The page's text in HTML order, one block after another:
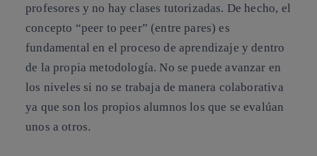
profesores y no hay clases tutorizadas. De hecho, el
concepto “peer to peer” (entre pares) es
fundamental en el proceso de aprendizaje y dentro
de la propia metodología. No se puede avanzar en
los niveles si no se trabaja de manera colaborativa
ya que son los propios alumnos los que se evalúan
unos a otros.